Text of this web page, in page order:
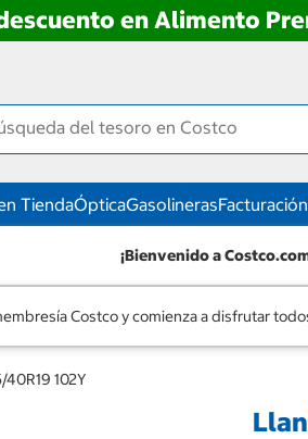
descuento en Alimento
TiendaÓpticaGasolinerasFacturación
¡Bienvenido a
Costco y comienza a disfrutar
102Y